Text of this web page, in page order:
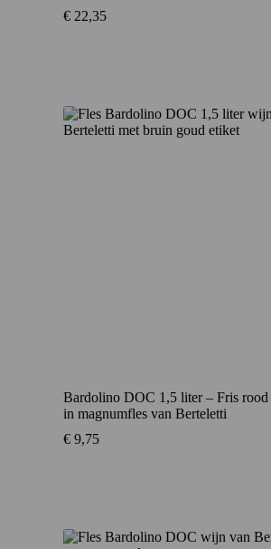
€ 22,35
Bardolino DOC 1,5 liter – Fris rood
in magnumfles van Berteletti
€ 9,75